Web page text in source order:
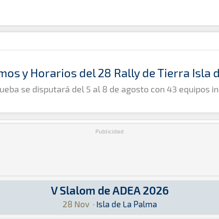
y Horarios del 28 Rally de Tierra Isla
se disputará del 5 al 8 de agosto con 43 equipos
Publicidad
V Slalom de ADEA 2026
28 Nov · Isla de La Palma
podrás encontrar toda la información